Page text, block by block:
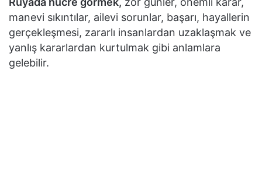
manevi sıkıntılar, ailevi sorunlar, başarı, hayallerin
gerçekleşmesi, zararlı insanlardan uzaklaşmak ve
yanlış kararlardan kurtulmak gibi anlamlara
gelebilir.